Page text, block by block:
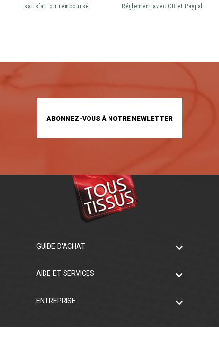
satisfait ou remboursé
Réglement avec CB et Paypal
ABONNEZ-VOUS À NOTRE NEWLETTER
GUIDE D'ACHAT
AIDE ET SERVICES
ENTREPRISE